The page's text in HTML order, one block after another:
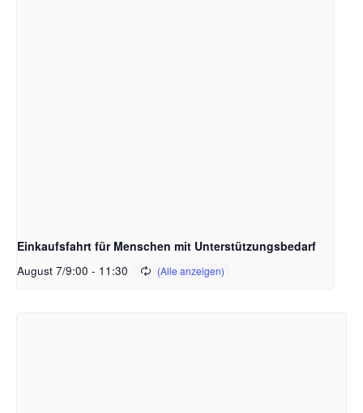
Einkaufsfahrt für Menschen mit Unterstützungsbedarf
August 7/9:00 - 11:30